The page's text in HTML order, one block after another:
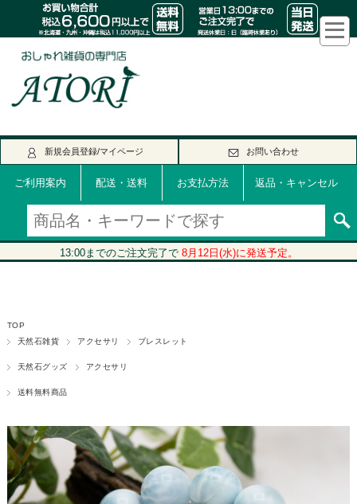
新規会員登録/マイページ お問い合わせ
ご利用案内 配送・送料 お支払方法 返品・キャンセル
TOP
天然石雑貨
アクセサリ ブレスレット
天然石グッズ アクセサリ
送料無料商品